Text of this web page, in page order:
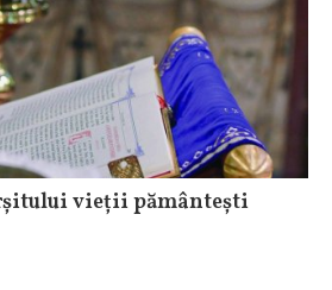
vieții pământești